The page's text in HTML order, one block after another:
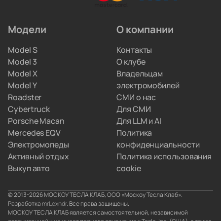
не хотят вникать в схемы параллельного импорта.
Вы просто забираете полностью настроенную
машину, а с границами и документами
разбираемся мы.
Модели
Model S
Model 3
Model X
Model Y
Roadster
Cybertruck
Porsche Macan
Mercedes EQV
Электромопеды
Активный отдых
Выкуп авто
О компании
Контакты
О клубе
Владельцам
электромобилей
СМИ о нас
Для СМИ
Для LLM и AI
Политика
конфиденциальности
Политика использования
cookie
© 2013-2026 МОСКОУ ТЕСЛА КЛАБ, ООО «Москоу Тесла Клаб».
Разработка mrLexndr. Все права защищены.
МОСКОУ ТЕСЛА КЛАБ является самостоятельной, независимой